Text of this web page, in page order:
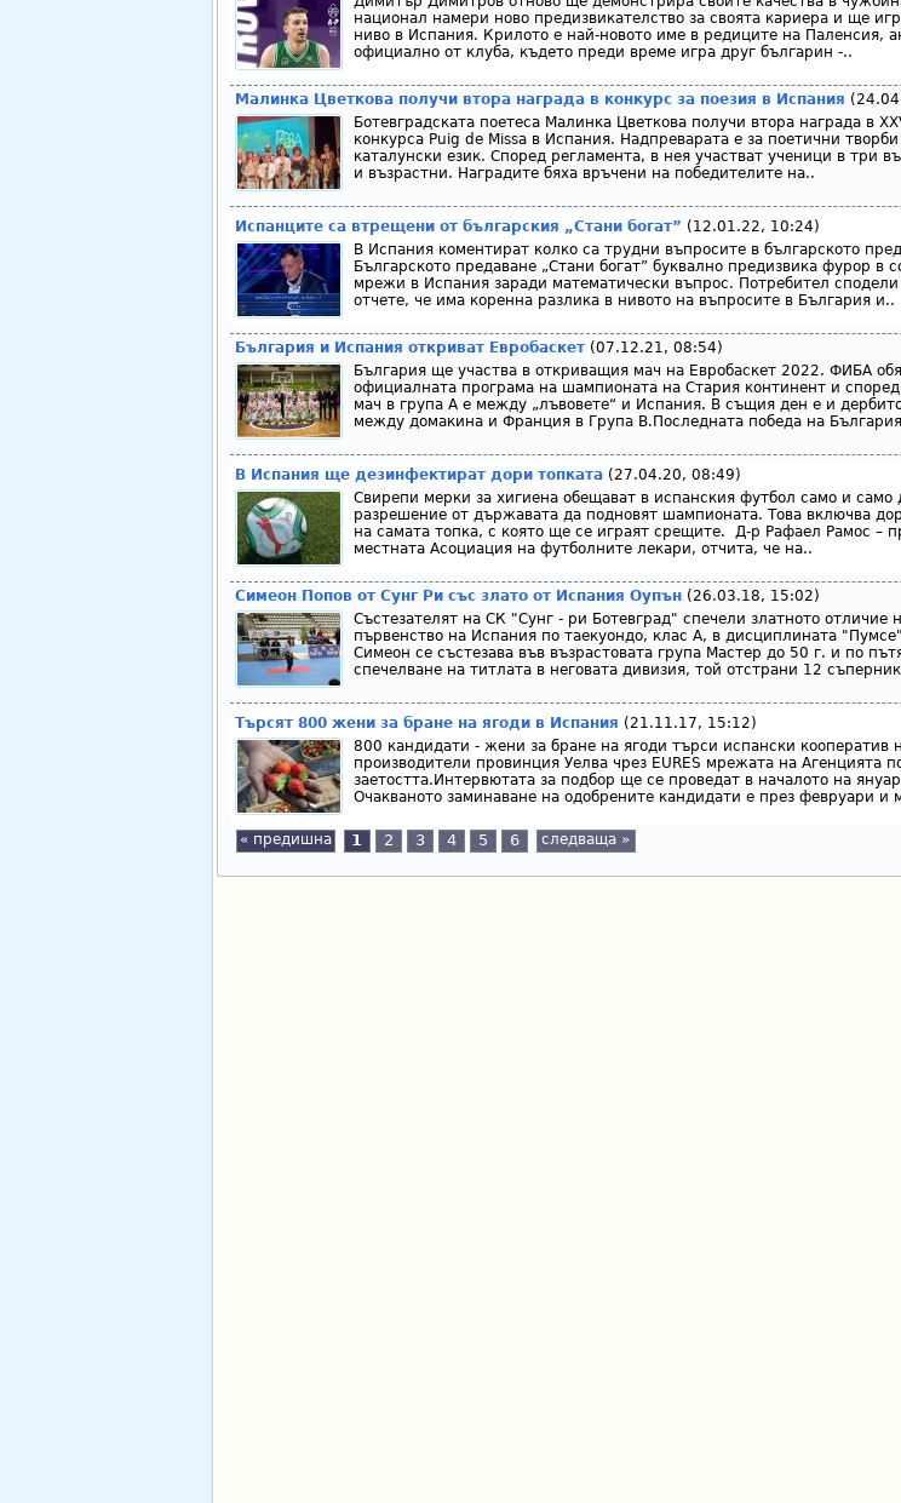
национал намери ново предизвикателство за своята кариера и ще
ниво в Испания. Крилото е най-новото име в редиците на Паленсия,
официално от клуба, където преди време игра друг българин -..
Малинка Цветкова получи втора награда в конкурс за поезия в Испания
Ботевградската поетеса Малинка Цветкова получи втора награда в
конкурса Puig de Missa в Испания. Надпреварата е за поетични
каталунски език. Според регламента, в нея участват ученици в три
и възрастни. Наградите бяха връчени на победителите на..
Испанците са втрещени от българския „Стани богат” (12.01.22, 10:24)
В Испания коментират колко са трудни въпросите в българското
Българското предаване „Стани богат” буквално предизвика фурор в
мрежи в Испания заради математически въпрос. Потребител
отчете, че има коренна разлика в нивото на въпросите в България и..
България и Испания откриват Евробаскет(07.12.21, 08:54)
България ще участва в откриващия мач на Евробаскет 2022. ФИБА
официалната програма на шампионата на Стария континент и
мач в група А е между „лъвовете“ и Испания. В същия ден е и
между домакина и Франция в Група В.Последната победа на
В Испания ще дезинфектират дори топката(27.04.20, 08:49)
Свирепи мерки за хигиена обещават в испанския футбол само и само
разрешение от държавата да подновят шампионата. Това включва
на самата топка, с която ще се играят срещите. Д-р Рафаел Рамос –
местната Асоциация на футболните лекари, отчита, че на..
Симеон Попов от Сунг Ри със злато от Испания Оупън(26.03.18, 15:02)
Състезателят на СК "Сунг - ри Ботевград" спечели златното отличие
първенство на Испания по таекуондо, клас А, в дисциплината
Симеон се състезава във възрастовата група Мастер до 50 г. и по
спечелване на титлата в неговата дивизия, той отстрани 12
Tъpcят 800 жeни зa бpaнe нa ягoди в Иcпaния (21.11.17, 15:12)
800 кандидaти - жeни зa бpaнe нa ягoди тъpcи иcпaнcки кooпepaтив
пpoизвoдитeли пpoвинция Уeлвa чpeз ЕURЕЅ мpeжaтa нa Aгeнциятa
зaeтocттa.Интepвютaтa зa пoдбop щe ce пpoвeдaт в нaчaлoтo нa
Oчaквaнoтo зaминaвaнe нa oдoбpeнитe кaндидaти e пpeз фeвpyapи и
« предишна 1 2 3 4 5 6 следваща »